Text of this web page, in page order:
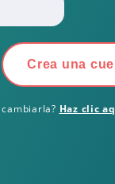
Crea una
Haz clic